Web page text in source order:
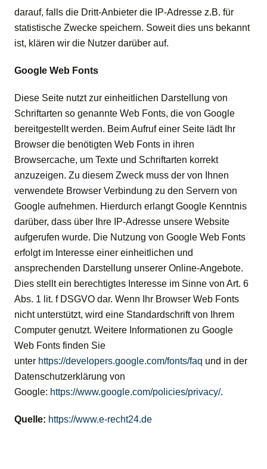
darauf, falls die Dritt-Anbieter die IP-Adresse z.B. für
statistische Zwecke speichern. Soweit dies uns bekannt
ist, klären wir die Nutzer darüber auf.
Google Web Fonts
Diese Seite nutzt zur einheitlichen Darstellung von
Schriftarten so genannte Web Fonts, die von Google
bereitgestellt werden. Beim Aufruf einer Seite lädt Ihr
Browser die benötigten Web Fonts in ihren
Browsercache, um Texte und Schriftarten korrekt
anzuzeigen. Zu diesem Zweck muss der von Ihnen
verwendete Browser Verbindung zu den Servern von
Google aufnehmen. Hierdurch erlangt Google Kenntnis
darüber, dass über Ihre IP-Adresse unsere Website
aufgerufen wurde. Die Nutzung von Google Web Fonts
erfolgt im Interesse einer einheitlichen und
ansprechenden Darstellung unserer Online-Angebote.
Dies stellt ein berechtigtes Interesse im Sinne von Art. 6
Abs. 1 lit. f DSGVO dar. Wenn Ihr Browser Web Fonts
nicht unterstützt, wird eine Standardschrift von Ihrem
Computer genutzt. Weitere Informationen zu Google
Web Fonts finden Sie
unter https://developers.google.com/fonts/faq und in der
Datenschutzerklärung von
Google: https://www.google.com/policies/privacy/.
Quelle: https://www.e-recht24.de